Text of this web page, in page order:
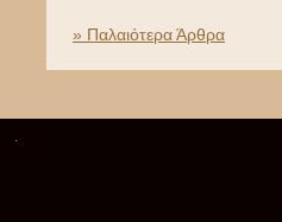
» Παλαιότερα Άρθρα